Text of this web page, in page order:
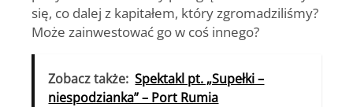
się, co dalej z kapitałem, który zgromadziliśmy?
Może zainwestować go w coś innego?
Zobacz także: Spektakl pt. „Supełki –
niespodzianka” – Port Rumia